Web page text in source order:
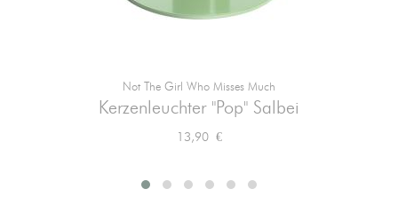
Not The Girl Who Misses Much
Kerzenleuchter "Pop" Salbei
Preis
13,90 €